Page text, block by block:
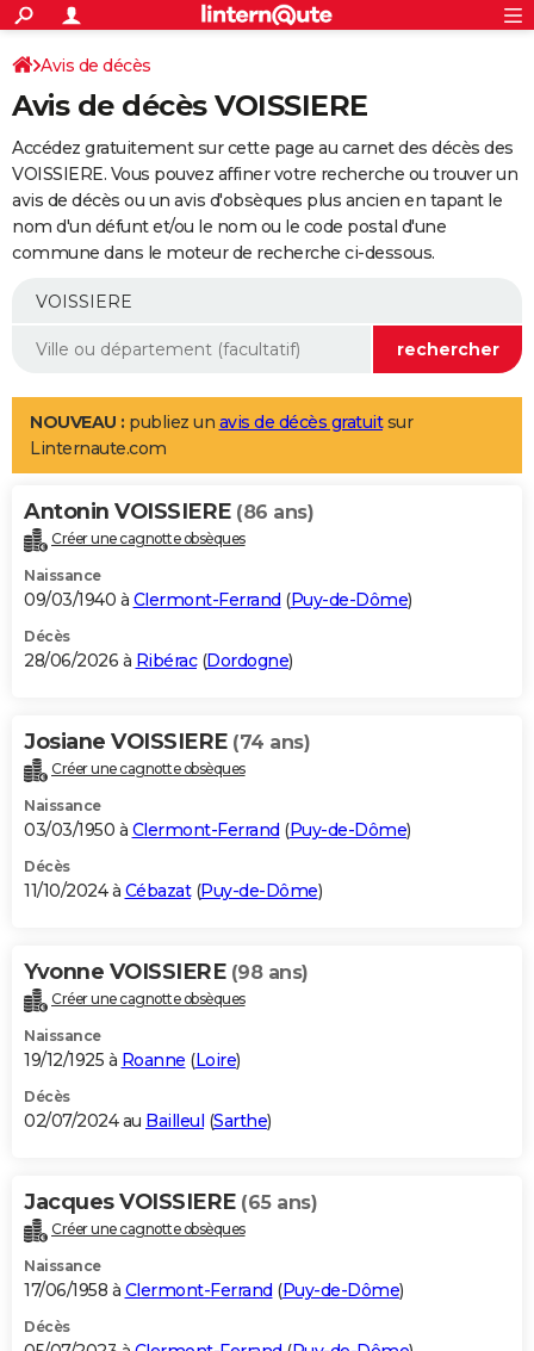
ACTUALITÉS
Politique
Société
Faits Divers
Education
Monde
Villes
+
SPORT
Coupe du monde 2026
Football
Tennis
Cyclisme
Rugby
Forum
Programme TV
TNT
Streaming
Cinéma
Sorties cinéma
Musique
+
FINANCE
Retraite
Epargne
Immobilier
Risques naturels par ville
Banque
Assurance
AUTO
Essais
Réserver un essai
Citadines
Berlines
SUV
Forum auto
+
Mobiles
Meilleur smartphone
Internet
Ordinateurs
Jeux vidéo
Guide high-tech
Aménagement intérieur
LIFESTYLE
Art de vivre
Bien-être
Loisirs
Mode
Modes de vie
Alimentation
Guide de la santé
Maladies
Médicaments
Sommeil
VOYAGE
Destinations
City break
Voyage nature
Voyage de noces
Forum
Climat
+PHOTO
GUIDES D'ACHAT
BONS PLANS
Carte de Noël
Carte Bonne année
Carte Saint-Valentin
Carte Pâques
Carte d'anniversaire
DICTIONNAIRE
Dictionnaire
Biographies
Citations
Expressions
Proverbes
PROGRAMME TV
S'inscrire
Se connecter
Lycées
Collèges
Primaires
Universités
Entreprises
Service militaire
Avis de recherche
AVIS DE DÉCÈS
Bricolage
Lifestyle
Culture
Sport
Auto
Television
Voyage
Cinema
Avis de décès
Avis de décès VOISSIERE
Accédez gratuitement sur cette page au carnet des décès des
VOISSIERE. Vous pouvez affiner votre recherche ou trouver un
avis de décès ou un avis d'obsèques plus ancien en tapant le
nom d'un défunt et/ou le nom ou le code postal d'une
commune dans le moteur de recherche ci-dessous.
NOUVEAU : publiez un avis de décès gratuitsur
Linternaute.com
Antonin VOISSIERE (86 ans)
Créer une cagnotte obsèques
Naissance
09/03/1940 à Clermont-Ferrand (Puy-de-Dôme)
Décès
28/06/2026 à Ribérac(Dordogne)
Josiane VOISSIERE (74 ans)
Créer une cagnotte obsèques
Naissance
03/03/1950 à Clermont-Ferrand (Puy-de-Dôme)
Décès
11/10/2024 à Cébazat(Puy-de-Dôme)
Yvonne VOISSIERE (98 ans)
Créer une cagnotte obsèques
Naissance
19/12/1925 à Roanne (Loire)
Décès
02/07/2024 au Bailleul (Sarthe)
Jacques VOISSIERE (65 ans)
Créer une cagnotte obsèques
Naissance
17/06/1958 à Clermont-Ferrand (Puy-de-Dôme)
Décès